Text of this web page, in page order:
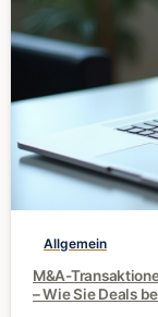
Allgemein
M&A-
– Wie Sie Deals